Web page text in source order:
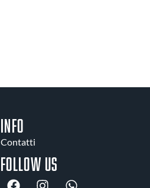
INFO
Contatti
Follow us